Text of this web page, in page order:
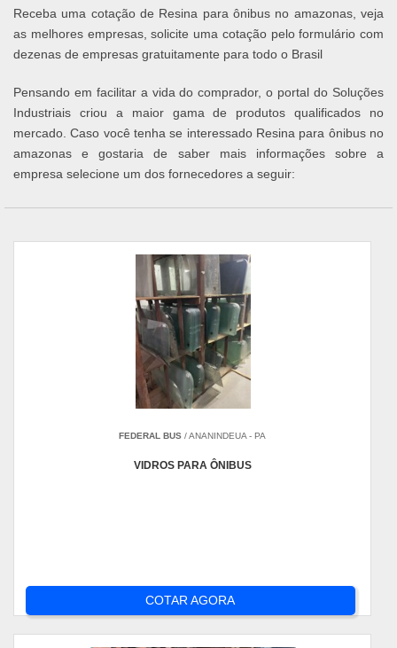
Receba uma cotação de Resina para ônibus no amazonas, veja
as melhores empresas, solicite uma cotação pelo formulário com
dezenas de empresas gratuitamente para todo o Brasil
Pensando em facilitar a vida do comprador, o portal do Soluções
Industriais criou a maior gama de produtos qualificados no
mercado. Caso você tenha se interessado Resina para ônibus no
amazonas e gostaria de saber mais informações sobre a
empresa selecione um dos fornecedores a seguir:
FEDERAL BUS / ANANINDEUA - PA
VIDROS PARA ÔNIBUS
COTAR AGORA